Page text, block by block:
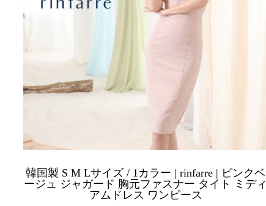
韓国製 S M Lサイズ / 1カラー | rinfarre | ピンクベ
ージュ ジャガード 胸元ファスナー タイト ミディ
アムドレス ワンピース